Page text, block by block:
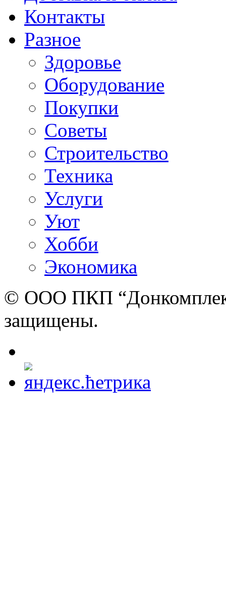
Контакты
Разное
Здоровье
Оборудование
Покупки
Советы
Строительство
Техника
Услуги
Уют
Хобби
Экономика
© ООО ПКП
защищены.